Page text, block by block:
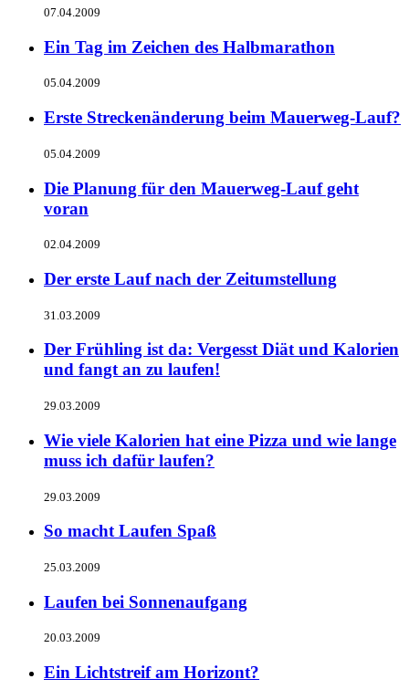
07.04.2009
Ein Tag im Zeichen des Halbmarathon
05.04.2009
Erste Streckenänderung beim Mauerweg-Lauf?
05.04.2009
Die Planung für den Mauerweg-Lauf geht
voran
02.04.2009
Der erste Lauf nach der Zeitumstellung
31.03.2009
Der Frühling ist da: Vergesst Diät und Kalorien
und fangt an zu laufen!
29.03.2009
Wie viele Kalorien hat eine Pizza und wie lange
muss ich dafür laufen?
29.03.2009
So macht Laufen Spaß
25.03.2009
Laufen bei Sonnenaufgang
20.03.2009
Ein Lichtstreif am Horizont?